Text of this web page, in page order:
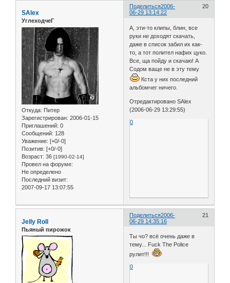
Поделиться 20
2006-
06-29 13:14:22
SAlex
УглеходчеГ
Откуда: Питер
Зарегистрирован: 2006-01-15
Приглашений: 0
Сообщений: 128
Уважение: [+0/-0]
Позитив: [+0/-0]
Возраст: 36 [1990-02-14]
Провел на форуме:
Не определено
Последний визит:
2007-09-17 13:07:55
А, эти-то клипы, блин, все
руки не доходят скачать,
даже в список забил их как-
то, а тот полител нафих цуко.
Все, ща пойду и скачаю! А
Содом ваще не в эту тему
Кста у них последний
альбомчег ничего.
Отредактировано SAlex
(2006-06-29 13:29:55)
0
Поделиться 21
2006-
06-29 14:35:16
Jelly Roll
Пьяный пирожок
Ты чо? всё очень даже в
тему... Fuck The Police
рулит!!!
0